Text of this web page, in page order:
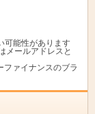
能性があります
ールアドレスと
ァイナンスのブラ